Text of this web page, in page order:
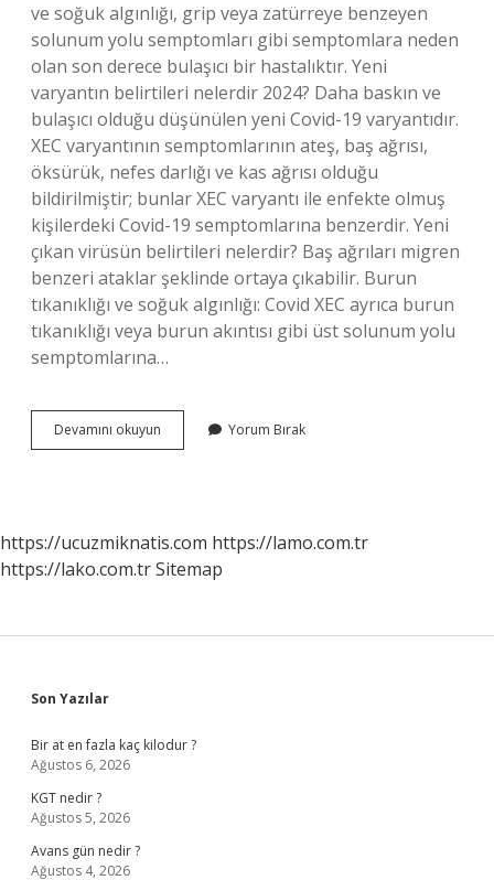
ve soğuk algınlığı, grip veya zatürreye benzeyen
solunum yolu semptomları gibi semptomlara neden
olan son derece bulaşıcı bir hastalıktır. Yeni
varyantın belirtileri nelerdir 2024? Daha baskın ve
bulaşıcı olduğu düşünülen yeni Covid-19 varyantıdır.
XEC varyantının semptomlarının ateş, baş ağrısı,
öksürük, nefes darlığı ve kas ağrısı olduğu
bildirilmiştir; bunlar XEC varyantı ile enfekte olmuş
kişilerdeki Covid-19 semptomlarına benzerdir. Yeni
çıkan virüsün belirtileri nelerdir? Baş ağrıları migren
benzeri ataklar şeklinde ortaya çıkabilir. Burun
tıkanıklığı ve soğuk algınlığı: Covid XEC ayrıca burun
tıkanıklığı veya burun akıntısı gibi üst solunum yolu
semptomlarına…
Devamını okuyun
Son
Yorum Bırak
https://ucuzmiknatis.com https://lamo.com.tr
https://lako.com.trSitemap
Sidebar
Son Yazılar
Bir at en fazla kaç kilodur ?
Ağustos 6, 2026
KGT nedir ?
Ağustos 5, 2026
Avans gün nedir ?
Ağustos 4, 2026